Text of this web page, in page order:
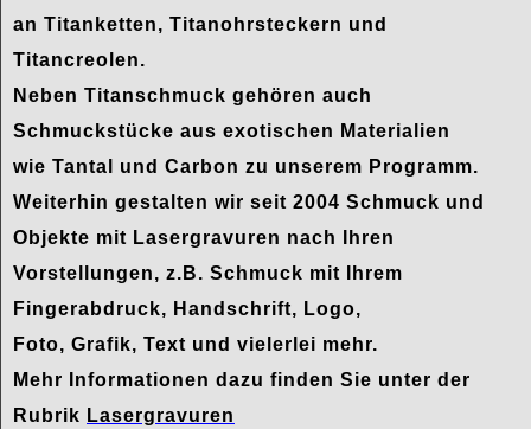
an Titanketten, Titanohrsteckern und
Titancreolen.
Neben Titanschmuck gehören auch
Schmuckstücke aus exotischen Materialien
wie Tantal und Carbon zu unserem Programm.
Weiterhin gestalten wir seit 2004 Schmuck und
Objekte mit Lasergravuren nach Ihren
Vorstellungen, z.B. Schmuck mit Ihrem
Fingerabdruck, Handschrift, Logo,
Foto, Grafik, Text und vielerlei mehr.
Mehr Informationen dazu finden Sie unter der
Rubrik Lasergravuren